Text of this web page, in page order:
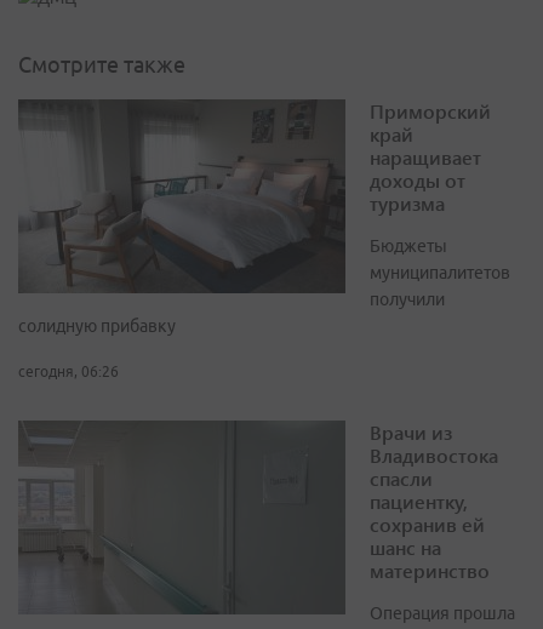
Смотрите также
Приморский
край
наращивает
доходы от
туризма
Бюджеты
муниципалитетов
получили
солидную прибавку
сегодня, 06:26
Врачи из
Владивостока
спасли
пациентку,
сохранив ей
шанс на
материнство
Операция прошла